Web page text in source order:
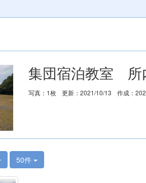
集団宿泊教室 所
写真：1枚 更新：2021/10/13 作成：
50件